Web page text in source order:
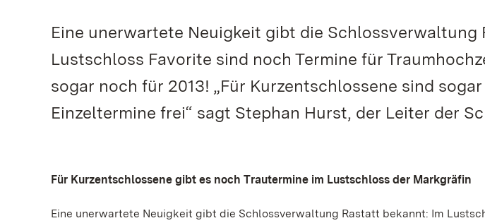
Eine unerwartete Neuigkeit gibt die Schlossverwaltung
Lustschloss Favorite sind noch Termine für
sogar noch für 2013! „Für Kurzentschlossene sind
Einzeltermine frei“ sagt Stephan Hurst, der Leiter der
Für Kurzentschlossene gibt es noch Trautermine im Lustschloss der Markgräfin
Eine unerwartete Neuigkeit gibt die Schlossverwaltung Rastatt bekannt: Im